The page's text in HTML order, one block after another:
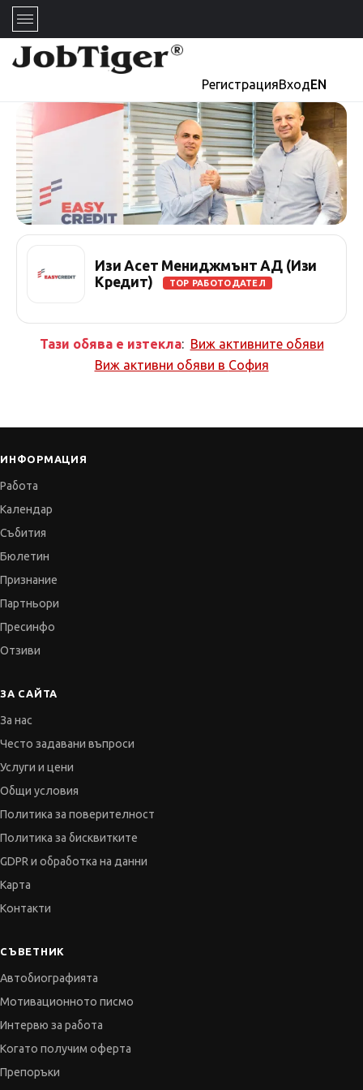
РегистрацияВходEN
Изи Асет Мениджмънт АД (Изи
Кредит)
TOP РАБОТОДАТЕЛ
Тази обява е изтекла: Виж активните обяви
Виж активни обяви в София
ИНФОРМАЦИЯ
Работа
Календар
Събития
Бюлетин
Признание
Партньори
Пресинфо
Отзиви
ЗА САЙТА
За нас
Често задавани въпроси
Услуги и цени
Общи условия
Политика за поверителност
Политика за бисквитките
GDPR и обработка на данни
Карта
Контакти
СЪВЕТНИК
Автобиографията
Мотивационното писмо
Интервю за работа
Когато получим оферта
Препоръки